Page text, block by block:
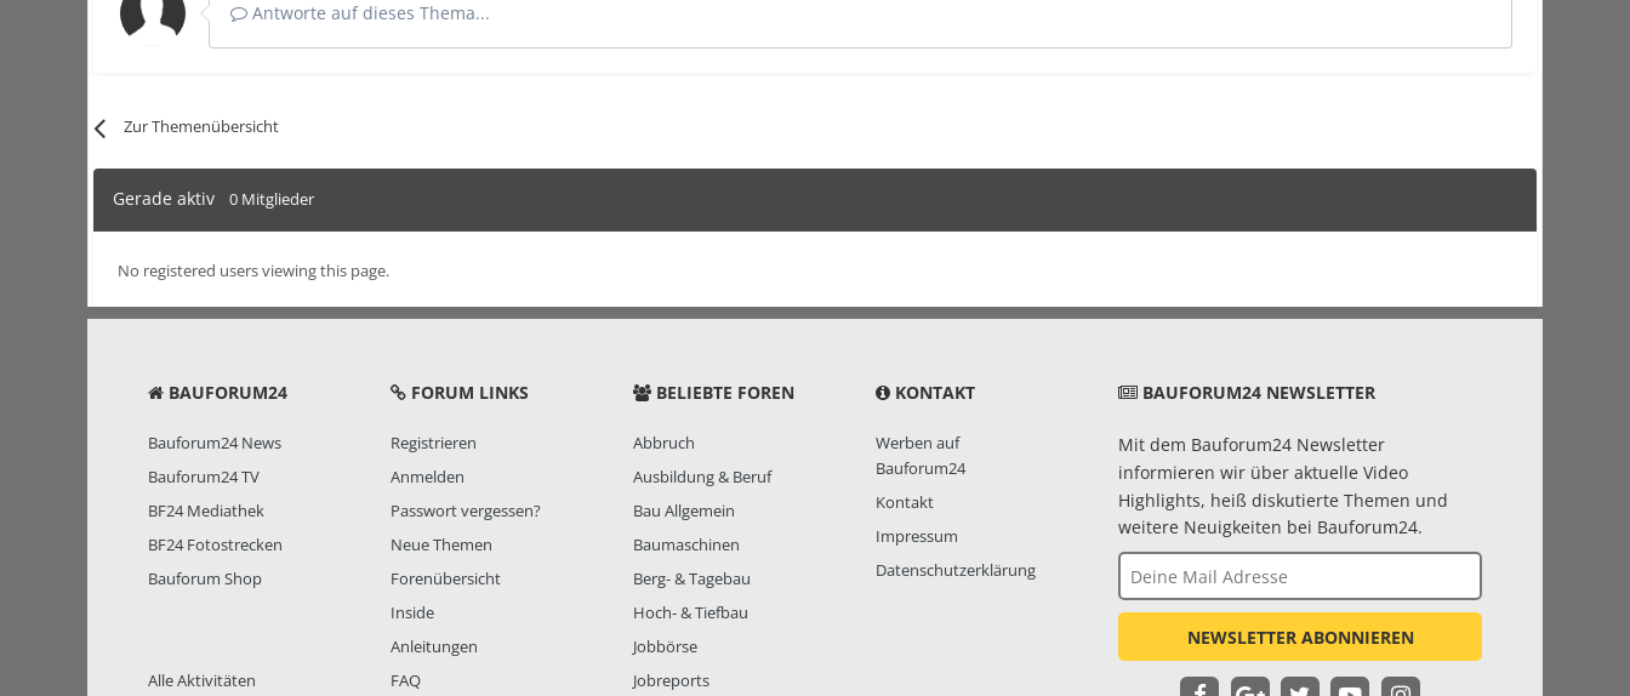
Antworte auf dieses Thema...
Zur Themenübersicht
Gerade aktiv 0 Mitglieder
No registered users viewing this page.
BAUFORUM24
Bauforum24 News
Bauforum24 TV
BF24 Mediathek
BF24 Fotostrecken
Bauforum Shop
Alle Aktivitäten
FORUM LINKS
Registrieren
Anmelden
Passwort vergessen?
Neue Themen
Forenübersicht
Inside
Anleitungen
FAQ
BELIEBTE FOREN
Abbruch
Ausbildung & Beruf
Bau Allgemein
Baumaschinen
Berg- & Tagebau
Hoch- & Tiefbau
Jobbörse
Jobreports
KONTAKT
Werben auf
Bauforum24
Kontakt
Impressum
Datenschutzerklärung
BAUFORUM24 NEWSLETTER
Mit dem Bauforum24 Newsletter
informieren wir über aktuelle Video
Highlights, heiß diskutierte Themen und
weitere Neuigkeiten bei Bauforum24.
NEWSLETTER ABONNIEREN